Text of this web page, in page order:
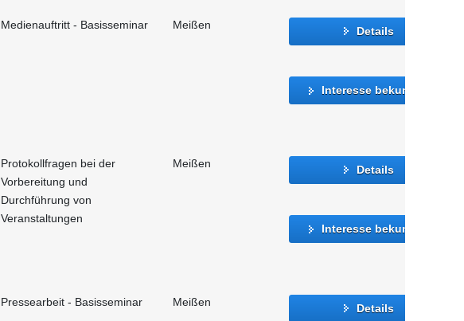
Medienauftritt - Basisseminar Meißen Details
Interesse bekunden
Protokollfragen bei der
Vorbereitung und
Durchführung von
Veranstaltungen
Meißen Details
Interesse bekunden
Pressearbeit - Basisseminar Meißen Details